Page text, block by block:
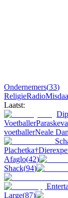
Ondernemers(33)
ReligieRadio
Laatst:
Voetballer
voetballerNeale
Plachetka†
Afaglo(42)
Shack(94)
Large(87)